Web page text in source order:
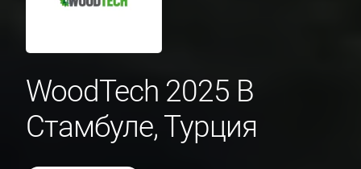
WoodTech 2025 В
Стамбуле, Турция